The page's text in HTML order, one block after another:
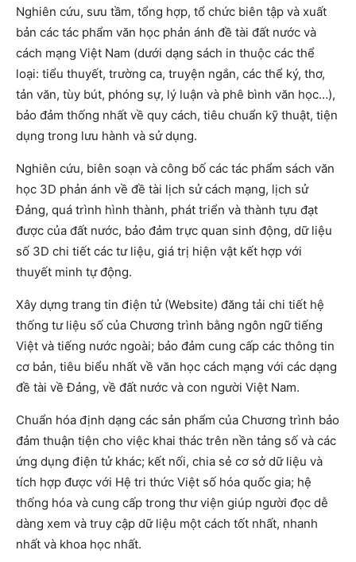
Nghiên cứu, sưu tầm, tổng hợp, tổ chức biên tập và xuất
bản các tác phẩm văn học phản ánh đề tài đất nước và
cách mạng Việt Nam (dưới dạng sách in thuộc các thể
loại: tiểu thuyết, trường ca, truyện ngắn, các thể ký, thơ,
tản văn, tùy bút, phóng sự, lý luận và phê bình văn học…),
bảo đảm thống nhất về quy cách, tiêu chuẩn kỹ thuật, tiện
dụng trong lưu hành và sử dụng.
Nghiên cứu, biên soạn và công bố các tác phẩm sách văn
học 3D phản ánh về đề tài lịch sử cách mạng, lịch sử
Đảng, quá trình hình thành, phát triển và thành tựu đạt
được của đất nước, bảo đảm trực quan sinh động, dữ liệu
số 3D chi tiết các tư liệu, giá trị hiện vật kết hợp với
thuyết minh tự động.
Xây dựng trang tin điện tử (Website) đăng tải chi tiết hệ
thống tư liệu số của Chương trình bằng ngôn ngữ tiếng
Việt và tiếng nước ngoài; bảo đảm cung cấp các thông tin
cơ bản, tiêu biểu nhất về văn học cách mạng với các dạng
đề tài về Đảng, về đất nước và con người Việt Nam.
Chuẩn hóa định dạng các sản phẩm của Chương trình bảo
đảm thuận tiện cho việc khai thác trên nền tảng số và các
ứng dụng điện tử khác; kết nối, chia sẻ cơ sở dữ liệu và
tích hợp được với Hệ tri thức Việt số hóa quốc gia; hệ
thống hóa và cung cấp trong thư viện giúp người đọc dễ
dàng xem và truy cập dữ liệu một cách tốt nhất, nhanh
nhất và khoa học nhất.